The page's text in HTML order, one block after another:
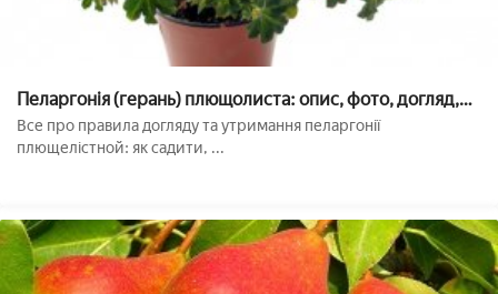
Пеларгонія (герань) плющолиста: опис, фото, догляд,
вирощування, розмноження в домашніх умовах
Все про правила догляду та утримання пеларгонії
плющелістной: як садити, ...